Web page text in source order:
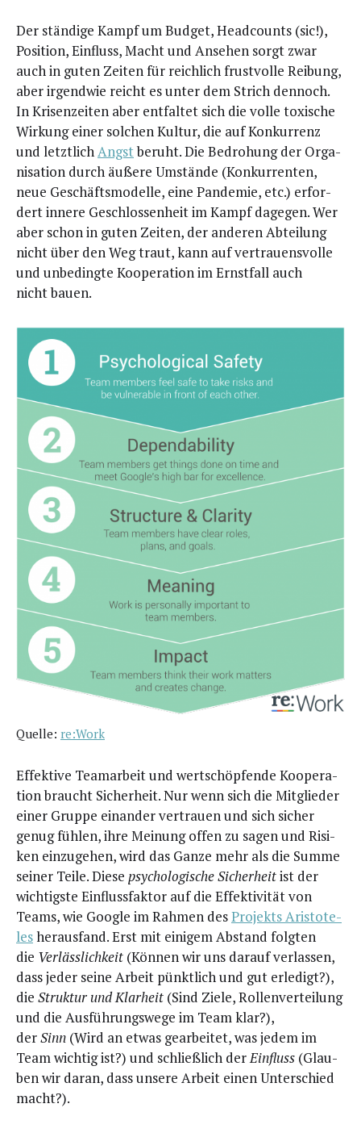
Der stän­di­ge Kampf um Bud­get, Head­counts (sic!),
Posi­ti­on, Ein­fluss, Macht und Anse­hen sorgt zwar
auch in guten Zei­ten für reich­lich frust­vol­le Rei­bung,
aber irgend­wie reicht es unter dem Strich den­noch.
In Kri­sen­zei­ten aber ent­fal­tet sich die vol­le toxi­sche
Wir­kung einer sol­chen Kul­tur, die auf Kon­kur­renz
und letzt­lichAngstberuht. Die Bedro­hung der Orga­
ni­sa­ti­on durch äuße­re Umstän­de (Kon­kur­ren­ten,
neue Geschäfts­mo­del­le, eine Pan­de­mie, etc.) erfor­
dert inne­re Geschlos­sen­heit im Kampf dage­gen. Wer
aber schon in guten Zei­ten, der ande­ren Abtei­lung
nicht über den Weg traut, kann auf ver­trau­ens­vol­le
und unbe­ding­te Koope­ra­ti­on im Ernst­fall auch
nicht bauen.
Quel­le: re:Work
Effek­ti­ve Team­ar­beit und wert­schöp­fen­de Koope­ra­
ti­on braucht Sicher­heit. Nur wenn sich die Mit­glie­der
einer Grup­pe ein­an­der ver­trau­en und sich sicher
genug füh­len, ihre Mei­nung offen zu sagen und Risi­
ken ein­zu­ge­hen, wird das Gan­ze mehr als die Sum­me
sei­ner Tei­le. Die­se psy­cho­lo­gi­sche Sicher­heitist der
wich­tigs­te Ein­fluss­fak­tor auf die Effek­ti­vi­tät von
Teams, wie Goog­le im Rah­men desPro­jekts Aris­to­te­
lesher­aus­fand. Erst mit eini­gem Abstand folg­ten
die Ver­läss­lich­keit (Kön­nen wir uns dar­auf ver­las­sen,
dass jeder sei­ne Arbeit pünkt­lich und gut erle­digt?),
die Struk­tur und Klar­heit (Sind Zie­le, Rol­len­ver­tei­lung
und die Aus­füh­rungs­we­ge im Team klar?),
derSinn (Wird an etwas gear­bei­tet, was jedem im
Team wich­tig ist?) und schließ­lich derEin­fluss (Glau­
ben wir dar­an, dass unse­re Arbeit einen Unter­schied
macht?).